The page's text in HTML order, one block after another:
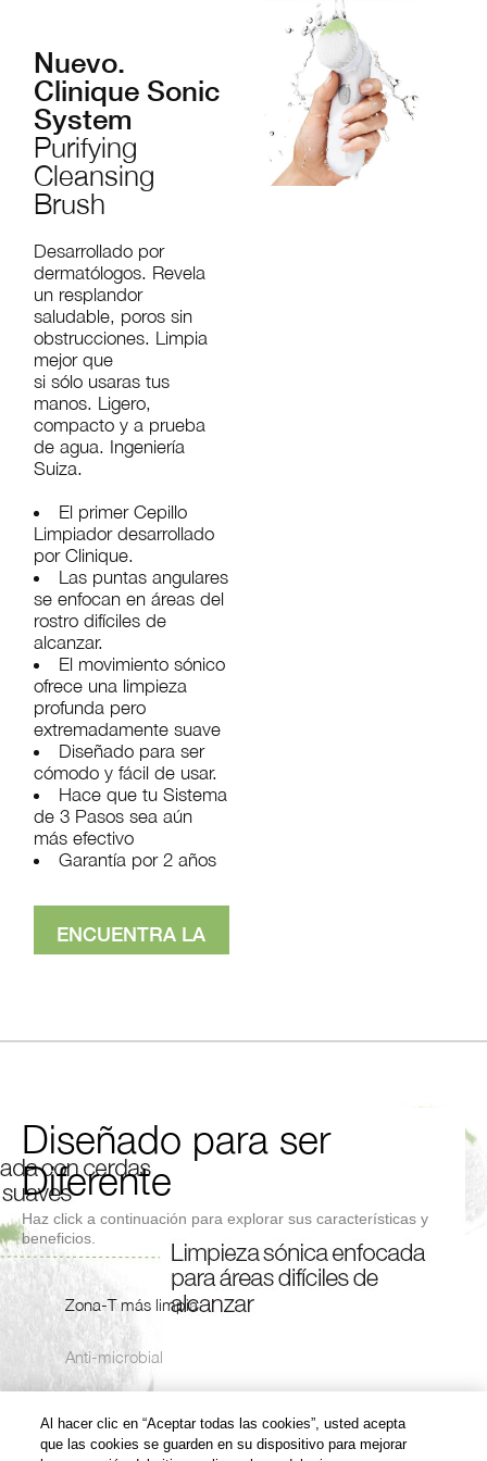
Nuevo.
Clinique Sonic
System
Purifying
Cleansing
Brush
Desarrollado por
dermatólogos. Revela
un resplandor
saludable, poros sin
obstrucciones. Limpia
mejor que
si sólo usaras tus
manos. Ligero,
compacto y a prueba
de agua. Ingeniería
Suiza.
El primer Cepillo
Limpiador desarrollado
por Clinique.
Las puntas angulares
se enfocan en áreas del
rostro difíciles de
alcanzar.
El movimiento sónico
ofrece una limpieza
profunda pero
extremadamente suave
Diseñado para ser
cómodo y fácil de usar.
Hace que tu Sistema
de 3 Pasos sea aún
más efectivo
Garantía por 2 años
ENCUENTRA LA
Diseñado para ser
Diferente
Haz click a continuación para explorar sus características y
beneficios.
Zona-T más limpia
Anti-microbial
Al hacer clic en “Aceptar todas las cookies”, usted acepta
que las cookies se guarden en su dispositivo para mejorar